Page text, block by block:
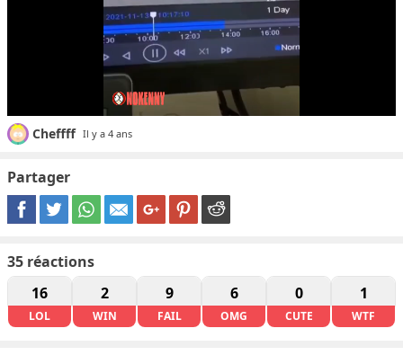
Cheffff Il y a 4 ans
Partager
35 réactions
16
LOL
2
WIN
9
FAIL
6
OMG
0
CUTE
1
WTF